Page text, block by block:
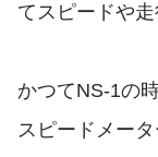
てスピードや
かつてNS-1の
スピードメー